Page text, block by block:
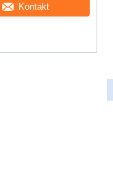
Kontakt